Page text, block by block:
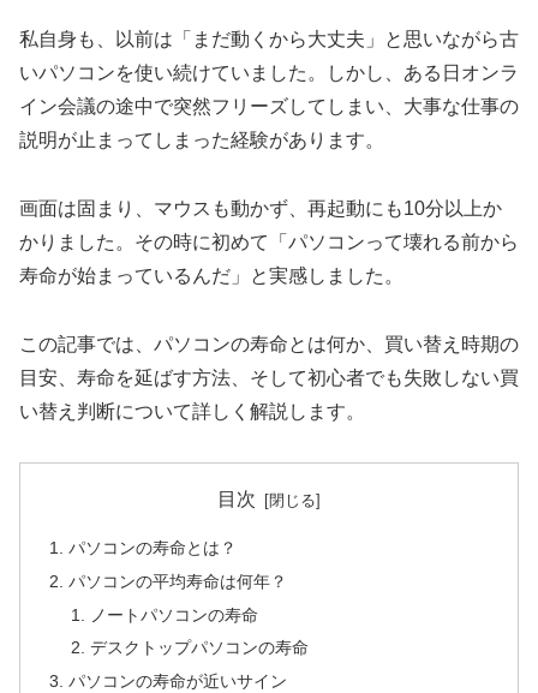
私自身も、以前は「まだ動くから大丈夫」と思いながら古
いパソコンを使い続けていました。しかし、ある日オンラ
イン会議の途中で突然フリーズしてしまい、大事な仕事の
説明が止まってしまった経験があります。
画面は固まり、マウスも動かず、再起動にも10分以上か
かりました。その時に初めて「パソコンって壊れる前から
寿命が始まっているんだ」と実感しました。
この記事では、パソコンの寿命とは何か、買い替え時期の
目安、寿命を延ばす方法、そして初心者でも失敗しない買
い替え判断について詳しく解説します。
目次
パソコンの寿命とは？
パソコンの平均寿命は何年？
ノートパソコンの寿命
デスクトップパソコンの寿命
パソコンの寿命が近いサイン